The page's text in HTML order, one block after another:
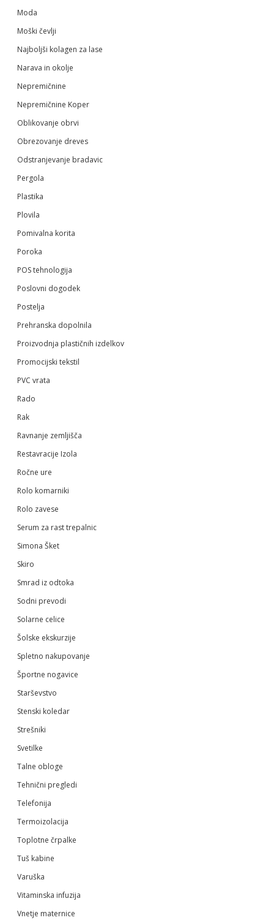
Moda
Moški čevlji
Najboljši kolagen za lase
Narava in okolje
Nepremičnine
Nepremičnine Koper
Oblikovanje obrvi
Obrezovanje dreves
Odstranjevanje bradavic
Pergola
Plastika
Plovila
Pomivalna korita
Poroka
POS tehnologija
Poslovni dogodek
Postelja
Prehranska dopolnila
Proizvodnja plastičnih izdelkov
Promocijski tekstil
PVC vrata
Rado
Rak
Ravnanje zemljišča
Restavracije Izola
Ročne ure
Rolo komarniki
Rolo zavese
Serum za rast trepalnic
Simona Šket
Skiro
Smrad iz odtoka
Sodni prevodi
Solarne celice
Šolske ekskurzije
Spletno nakupovanje
Športne nogavice
Starševstvo
Stenski koledar
Strešniki
Svetilke
Talne obloge
Tehnični pregledi
Telefonija
Termoizolacija
Toplotne črpalke
Tuš kabine
Varuška
Vitaminska infuzija
Vnetje maternice